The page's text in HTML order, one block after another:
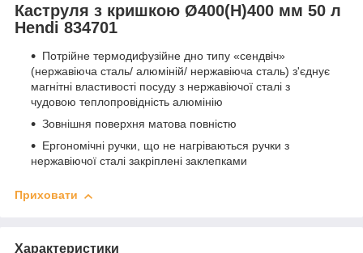
Каструля з кришкою Ø400(Н)400 мм 50 л
Hendi 834701
Потрійне термодифузійне дно типу «сендвіч»
(нержавіюча сталь/ алюміній/ нержавіюча сталь) з'єднує
магнітні властивості посуду з нержавіючої сталі з
чудовою теплопровідність алюмінію
Зовнішня поверхня матова повністю
Ергономічні ручки, що не нагріваються ручки з
нержавіючої сталі закріплені заклепками
Приховати
Характеристики